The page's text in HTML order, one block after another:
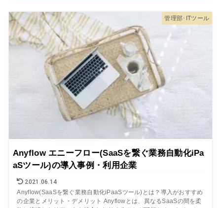
管理部･ITツール
Anyflow エニーフロー(SaaSを繋ぐ業務自動化iPa
aSツール)の導入事例・利用企業
2021.06.14
Anyflow(SaaSを繋ぐ業務自動化iPaaSツール)とは？導入がおすすめ
の企業とメリット・デメリット Anyflowとは、異なるSaaSの間を柔